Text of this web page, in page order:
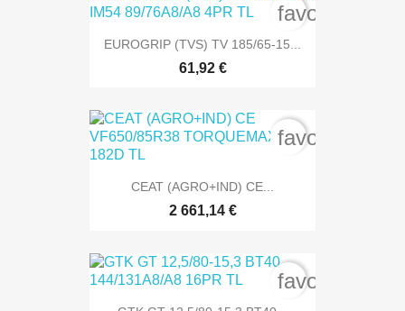
EUROGRIP (TVS) TV 185/65-15...
61,92 €
CEAT (AGRO+IND) CE...
2 661,14 €